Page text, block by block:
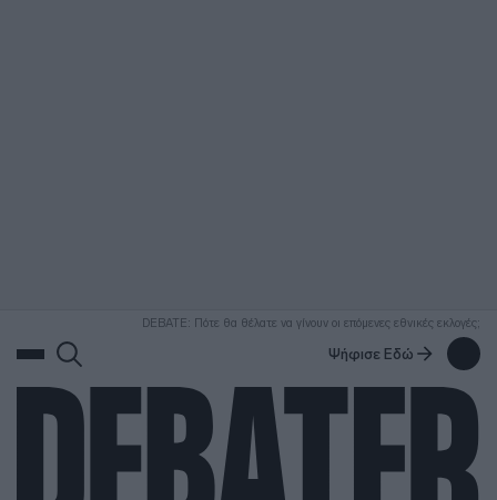
DEBATE: Πότε θα θέλατε να γίνουν οι επόμενες εθνικές εκλογές;
Ψήφισε Εδώ